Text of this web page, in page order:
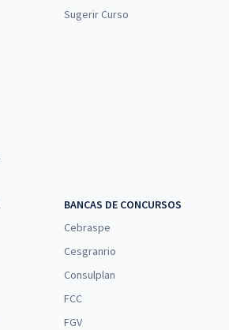
Sugerir Curso
BANCAS DE CONCURSOS
Cebraspe
Cesgranrio
Consulplan
FCC
FGV